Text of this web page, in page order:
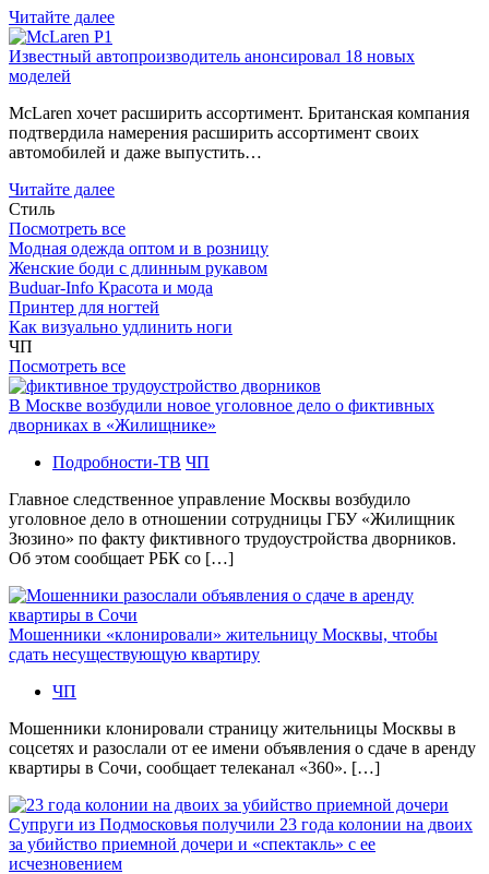
Читайте далее
Известный автопроизводитель анонсировал 18 новых
моделей
McLaren хочет расширить ассортимент. Британская компания
подтвердила намерения расширить ассортимент своих
автомобилей и даже выпустить…
Читайте далее
Стиль
Посмотреть все
Модная одежда оптом и в розницу
Женские боди с длинным рукавом
Buduar-Info Красота и мода
Принтер для ногтей
Как визуально удлинить ноги
ЧП
Посмотреть все
В Москве возбудили новое уголовное дело о фиктивных
дворниках в «Жилищнике»
Подробности-ТВ ЧП
Главное следственное управление Москвы возбудило
уголовное дело в отношении сотрудницы ГБУ «Жилищник
Зюзино» по факту фиктивного трудоустройства дворников.
Об этом сообщает РБК со […]
Мошенники «клонировали» жительницу Москвы, чтобы
сдать несуществующую квартиру
ЧП
Мошенники клонировали страницу жительницы Москвы в
соцсетях и разослали от ее имени объявления о сдаче в аренду
квартиры в Сочи, сообщает телеканал «360». […]
Супруги из Подмосковья получили 23 года колонии на двоих
за убийство приемной дочери и «спектакль» с ее
исчезновением